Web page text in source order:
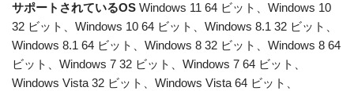
サポートされているOS Windows 11 64 ビット、Windows 10
32 ビット、Windows 10 64 ビット、Windows 8.1 32 ビット、
Windows 8.1 64 ビット、Windows 8 32 ビット、Windows 8 64
ビット、Windows 7 32 ビット、Windows 7 64 ビット、
Windows Vista 32 ビット、Windows Vista 64 ビット、